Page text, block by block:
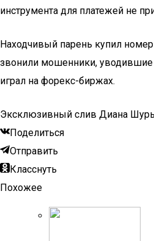
инструмента для платежей не
Находчивый парень купил номер
звонили мошенники, уводившие
играл на форекс-биржах.
Эксклюзивный слив Диана
Поделиться
Отправить
Класснуть
Похожее